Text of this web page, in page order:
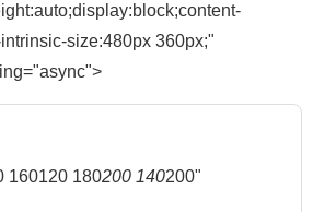
size:480px 360px;"
160120 180200 140200"